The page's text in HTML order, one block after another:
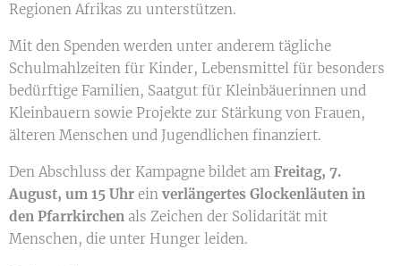
Regionen Afrikas zu unterstützen.
Mit den Spenden werden unter anderem tägliche
Schulmahlzeiten für Kinder, Lebensmittel für besonders
bedürftige Familien, Saatgut für Kleinbäuerinnen und
Kleinbauern sowie Projekte zur Stärkung von Frauen,
älteren Menschen und Jugendlichen finanziert.
Den Abschluss der Kampagne bildet am Freitag, 7.
August, um 15 Uhr ein verlängertes Glockenläuten in
den Pfarrkirchen als Zeichen der Solidarität mit
Menschen, die unter Hunger leiden.